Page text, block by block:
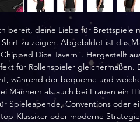
bereit, deine Liebe für Brettspiele
Shirt zu zeigen. Abgebildet ist das
Dice Tavern". Hergestellt
für Rollenspieler gleichermaßen.
während der bequeme und
Männern als auch bei Frauen ein
Spieleabende, Conventions oder
Klassiker oder moderne